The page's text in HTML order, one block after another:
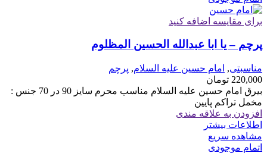
برای مقایسه اضافه کنید
پرچم – یا ابا عبدالله الحسین المظلوم
مناسبتی, امام حسین علیه السلام, پرچم
220,000 تومان
بیرق امام حسین علیه السلام مناسب محرم سایز 90 در 70 جنس :
مخمل تراکم پایین
افزودن به علاقه مندی
اطلاعات بیشتر
مشاهده سریع
اتمام موجودی